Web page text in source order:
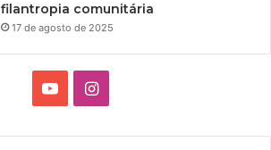
filantropia comunitária
17 de agosto de 2025
I